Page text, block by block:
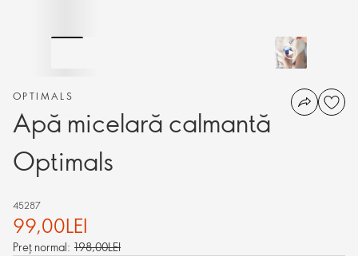
OPTIMALS
Apă micelară calmantă
Optimals
45287
99,00LEI
Preț normal: 198,00LEI